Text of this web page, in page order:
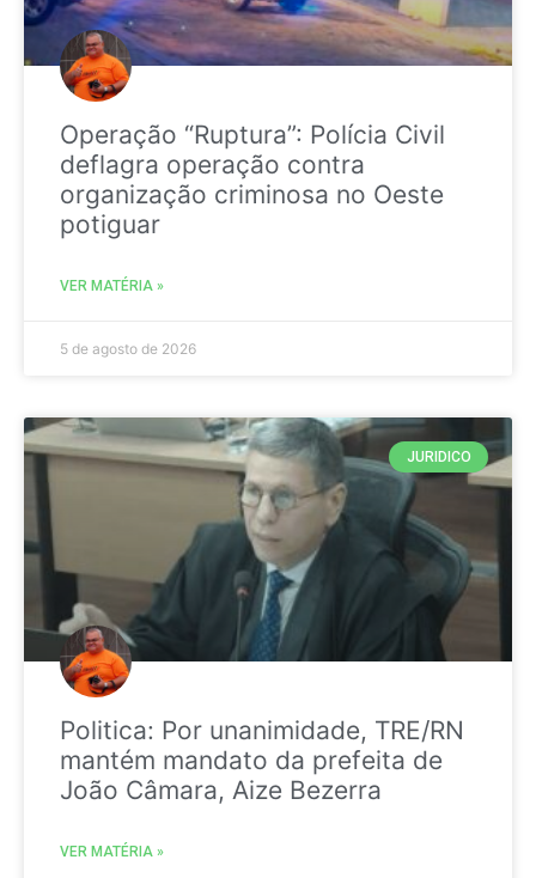
Operação “Ruptura”: Polícia Civil
deflagra operação contra
organização criminosa no Oeste
potiguar
VER MATÉRIA »
5 de agosto de 2026
JURIDICO
Politica: Por unanimidade, TRE/RN
mantém mandato da prefeita de
João Câmara, Aize Bezerra
VER MATÉRIA »